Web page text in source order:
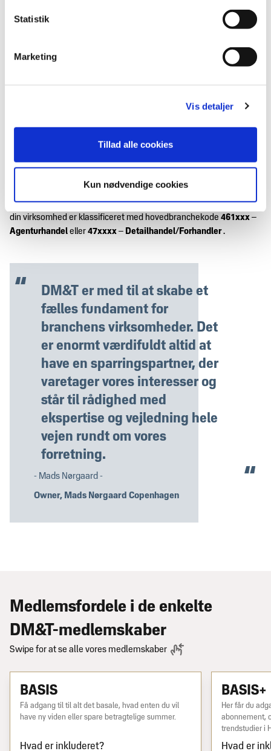
Statistik
Marketing
Vis detaljer
Tillad alle cookies
Kun nødvendige cookies
Som medlem af DM&T er du altid garanteret personlig og
branchenær rådgivning i øjenhøjde. Hos os er du nemlig ikke bare
af mode-,
nedenfor kan du læse mere om dem. Du kan også downloade en
detaljeret oversigt over medlemstyperne.
Medlemskabet af DM&T er åbent for alle virksomheder i
livsstilsbranchen, dog kan medlemstypen ”detail” kun tegnes, hvis
din virksomhed er klassificeret med hovedbranchekode 461xxx –
Agenturhandeleller47xxxx – Detailhandel/Forhandler.
DM&T er med til at skabe et
fælles fundament for
branchens virksomheder. Det
er enormt værdifuldt altid at
have en sparringspartner, der
varetager vores interesser og
står til rådighed med
ekspertise og vejledning hele
vejen rundt om vores
forretning.
- Mads Nørgaard -
Owner, Mads Nørgaard Copenhagen
Medlemsfordele i de enkelte
DM&T-medlemskaber
Swipe for at se alle vores medlemskaber
BASIS
Få adgang til til alt det basale, hvad enten du vil
have ny viden eller spare betragtelige summer.
Hvad er inkluderet?
BASIS+
Her får du
abonnement,
trendstudier i
Hvad er